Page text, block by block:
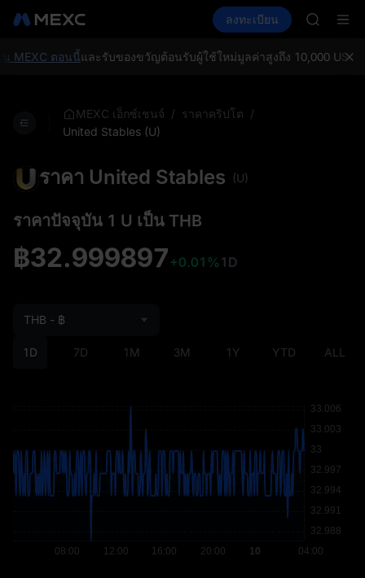
สปอต ฟิวเจอร์ส SPCX
ลงทะเบียน
TUT
MEXC ตอนนี้และรับของขวัญต้อนรับผู้ใช้ใหม่มูลค่าสูงถึง 10,000 USDT!
MEXC เอ็กซ์เชนจ์ / ราคาคริปโต /
United Stables (U)
ราคา United Stables (U)
ราคาปัจจุบัน 1 U เป็น THB
฿32.999897+0.01% 1D
1D 7D 1M 3M 1Y YTD ALL
THB - ฿